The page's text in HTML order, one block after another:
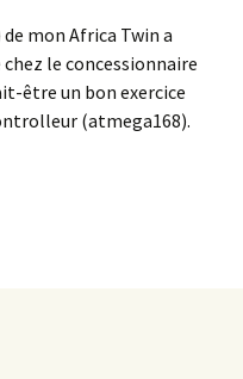
mon Africa Twin a
chez le concessionnaire
être un bon exercice
(atmega168).
moto